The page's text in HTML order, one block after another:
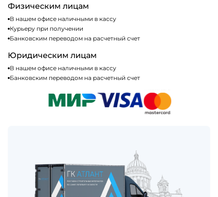
Физическим лицам
В нашем офисе наличными в кассу
Курьеру при получении
Банковским переводом на расчетный счет
Юридическим лицам
В нашем офисе наличными в кассу
Банковским переводом на расчетный счет